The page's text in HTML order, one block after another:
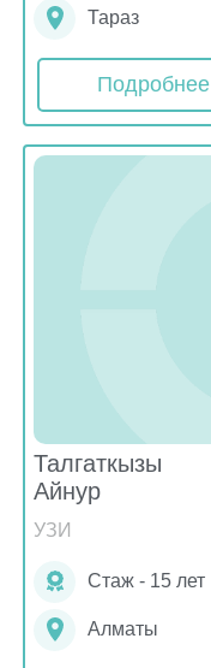
Тараз
Подробнее
Талгаткызы
Айнур
УЗИ
Стаж - 15 лет
Алматы